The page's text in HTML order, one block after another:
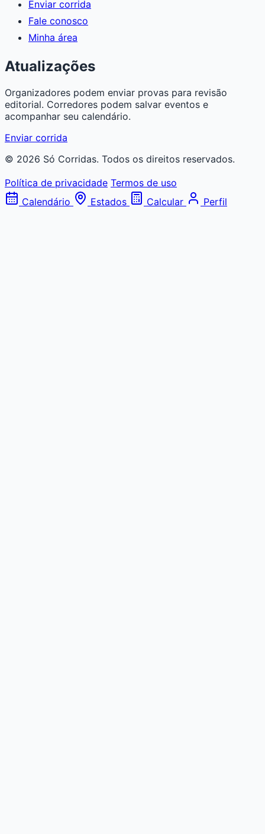
Enviar corrida
Fale conosco
Minha área
Atualizações
Organizadores podem enviar provas para revisão
editorial. Corredores podem salvar eventos e
acompanhar seu calendário.
Enviar corrida
© 2026 Só Corridas. Todos os direitos reservados.
Política de privacidade Termos de uso
Calendário
Estados Calcular Perfil